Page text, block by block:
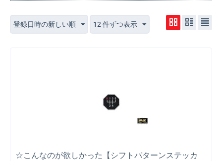
登録日時の新しい順 12 件ずつ表示
☆こんなのが欲しかった【シフトパターンステッカ